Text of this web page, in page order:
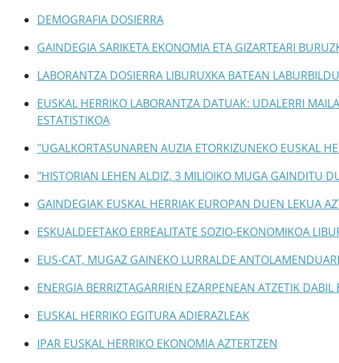
DEMOGRAFIA DOSIERRA
GAINDEGIA SARIKETA EKONOMIA ETA GIZARTEARI
LABORANTZA DOSIERRA LIBURUXKA BATEAN
EUSKAL HERRIKO LABORANTZA DATUAK: UDALERRI
ESTATISTIKOA
"UGALKORTASUNAREN AUZIA ETORKIZUNEKO EUSKAL
"HISTORIAN LEHEN ALDIZ, 3 MILIOIKO MUGA GAINDITU
GAINDEGIAK EUSKAL HERRIAK EUROPAN DUEN LEKUA
ESKUALDEETAKO ERREALITATE SOZIO-EKONOMIKOA
EUS-CAT, MUGAZ GAINEKO LURRALDE
ENERGIA BERRIZTAGARRIEN EZARPENEAN ATZETIK DABIL
EUSKAL HERRIKO EGITURA ADIERAZLEAK
IPAR EUSKAL HERRIKO EKONOMIA AZTERTZEN